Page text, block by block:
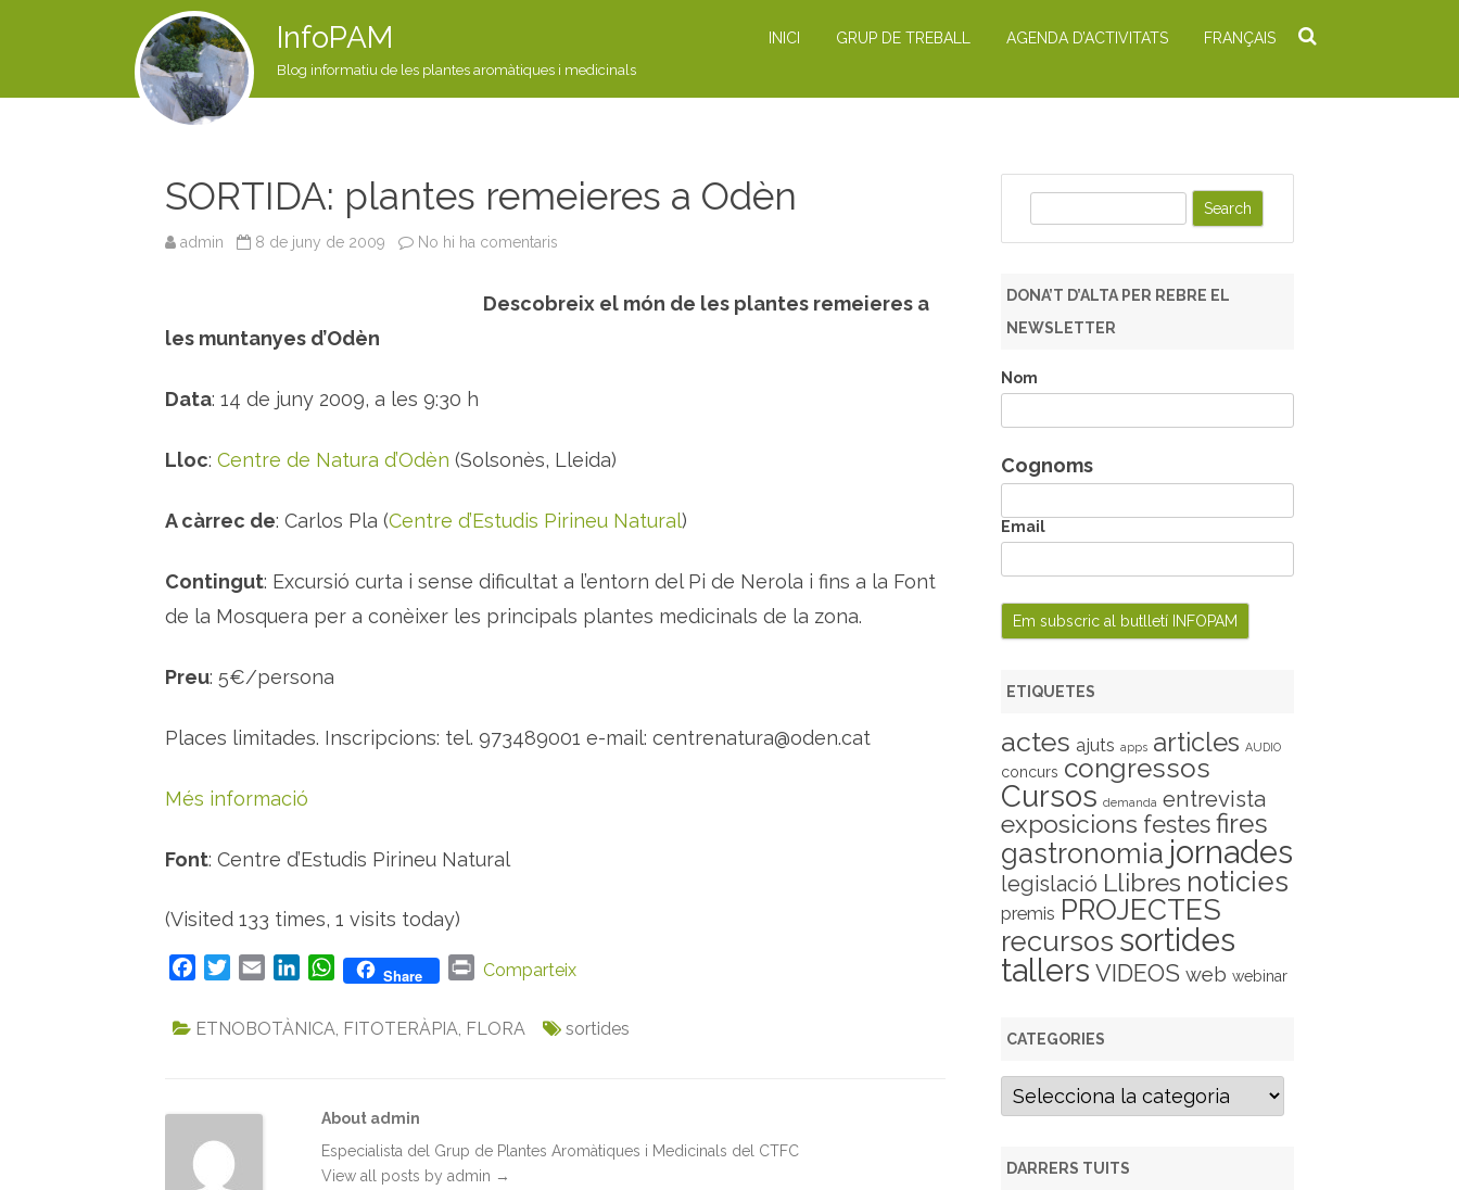
InfoPAM
Blog informatiu de les plantes aromàtiques i medicinals
INICI GRUP DE TREBALL AGENDA D’ACTIVITATS FRANÇAIS
SORTIDA: plantes remeieres a Odèn
admin 8 de juny de 2009 No hi ha comentaris
T
s
m
e
e
s
a
Descobreix el món de les plantes remeieres a
les muntanyes d’Odèn
Data: 14 de juny 2009, a les 9:30 h
Lloc: Centre de Natura d’Odèn (Solsonès, Lleida)
A càrrec de: Carlos Pla (Centre d’Estudis Pirineu Natural)
Contingut: Excursió curta i sense dificultat a l’entorn del Pi de Nerola i fins a la Font
de la Mosquera per a conèixer les principals plantes medicinals de la zona.
Preu: 5€/persona
Places limitades. Inscripcions: tel. 973489001 e-mail: centrenatura@oden.cat
Més informació
Font: Centre d’Estudis Pirineu Natural
(Visited 133 times, 1 visits today)
c
k
a
n
W
p
p
Share
P
i
Comparteix
ETNOBOTÀNICA, FITOTERÀPIA, FLORA sortides
About admin
Especialista del Grup de Plantes Aromàtiques i Medicinals del CTFC
View all posts by admin →
h
DONA’T D’ALTA PER REBRE EL
NEWSLETTER
Nom
Cognoms
Email
ETIQUETES
actes ajuts apps articles AUDIO
concurs congressos
Cursos demanda entrevista
exposicions festes fires
gastronomia jornades
legislació Llibres noticies
premis PROJECTES
recursos sortides
tallers VIDEOS web webinar
CATEGORIES
C
gDARRERS TUITS